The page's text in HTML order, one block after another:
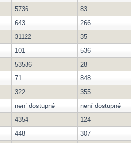
5736
83
643
266
31122
35
101
536
53586
28
71
848
322
355
není dostupné
není dostupné
4354
124
448
307